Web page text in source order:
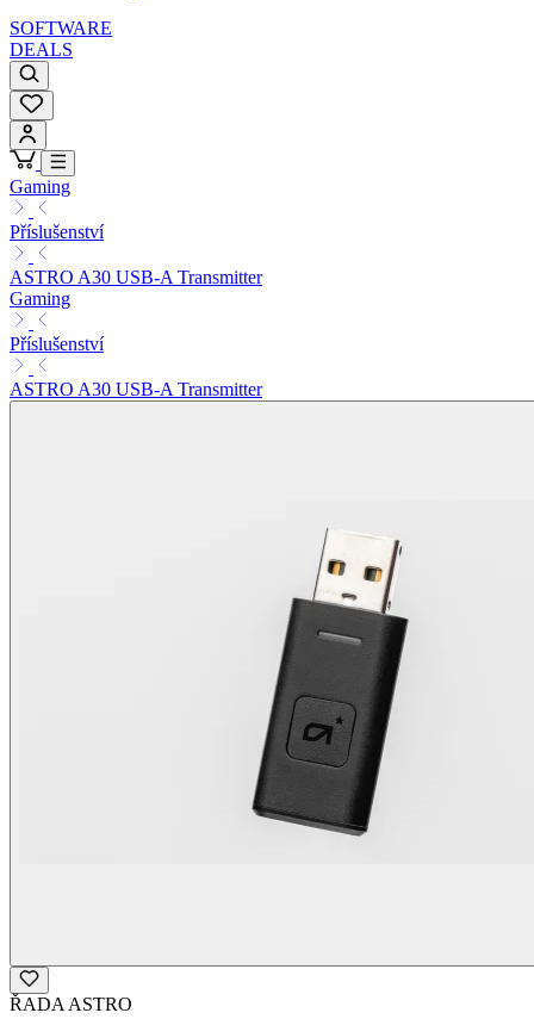
SOFTWARE
DEALS
Gaming
Příslušenství
ASTRO A30 USB-A Transmitter
Gaming
Příslušenství
ASTRO A30 USB-A Transmitter
ŘADA ASTRO